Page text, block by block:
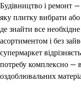
Будівництво і ремонт
яку плитку вибрати або
де знайти все
асортиментом і без
супермаркет
потребу комплексно —
оздоблювальних